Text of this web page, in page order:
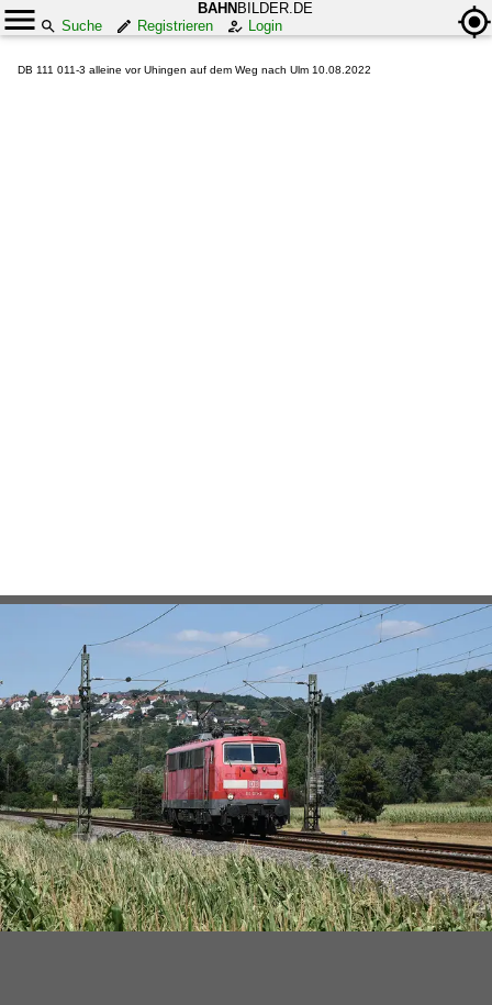
BAHN BILDER.DE
Suche
Registrieren Login
DB 111 011-3 alleine vor Uhingen auf dem Weg nach Ulm 10.08.2022